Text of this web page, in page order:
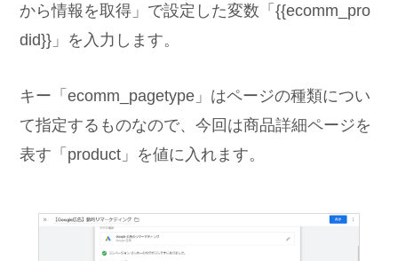
から情報を取得」で設定した変数「{{ecomm_pro
did}}」を入力します。
キー「ecomm_pagetype」はページの種類につい
て指定するものなので、今回は商品詳細ページを
表す「product」を値に入れます。